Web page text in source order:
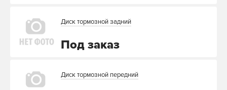
Диск тормозной задний
Под заказ
Диск тормозной передний